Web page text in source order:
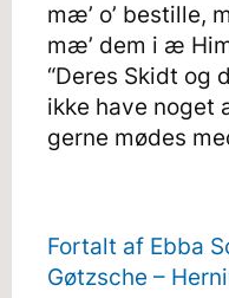
mæ’ o’ bestille,
mæ’ dem i æ
“Deres Skidt og
ikke have noget
gerne mødes
Fortalt af Ebba
Gøtzsche –